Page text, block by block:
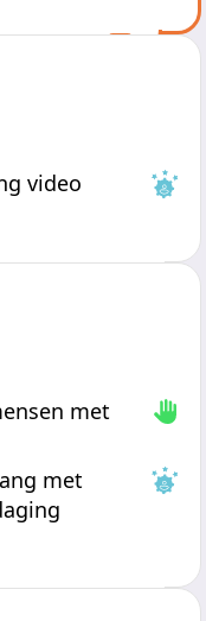
meer
video
Lees meer
met
met
Lees meer